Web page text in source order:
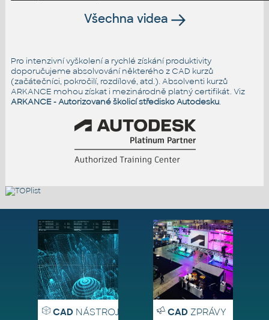
Všechna videa
Pro intenzivní vyškolení a rychlé získání produktivity
doporučujeme absolvování některého z CAD kurzů
(začátečníci, pokročilí, rozdílové, atd.). Absolventi kurzů
ARKANCE mohou získat i mezinárodně platný certifikát. Viz
ARKANCE - Autorizované školicí středisko Autodesku.
CADNÁSTROJE CADZPRÁVY